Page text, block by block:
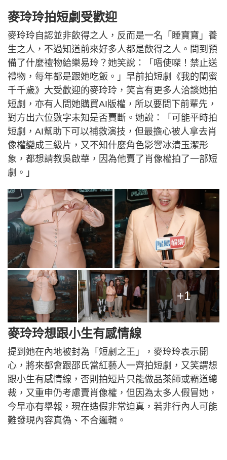
麥玲玲拍短劇受歡迎
麥玲玲自認並非飲得之人，反而是一名「睡寶寶」養
生之人，不過知道前來好多人都是飲得之人。問到預
備了什麼禮物給樂易玲？她笑說：「唔使㗎！禁止送
禮物，每年都是跟她吃飯。」早前拍短劇《我的閨蜜
千千歲》大受歡迎的麥玲玲，笑言有更多人洽談她拍
短劇，亦有人問她購買AI版權，所以要問下前輩先，
對方出六位數字未知是否賣斷。她說：「可能平時拍
短劇，AI幫助下可以補救演技，但最擔心被人拿去肖
像權變成三級片，又不知什麼角色影響冰清玉潔形
象，都想請教吳啟華，因為他賣了肖像權拍了一部短
劇。」
+1
麥玲玲想跟小生有感情線
提到她在內地被封為「短劇之王」，麥玲玲表示開
心，將來都會跟邵氏當紅藝人一齊拍短劇，又笑謂想
跟小生有感情線，否則拍短片只能做品茶師或霸道總
裁，又重申仍考慮賣肖像權，但因為太多人假冒她，
今早亦有舉報，現在造假非常迫真，若非行內人可能
難發現內容真偽、不合邏輯。